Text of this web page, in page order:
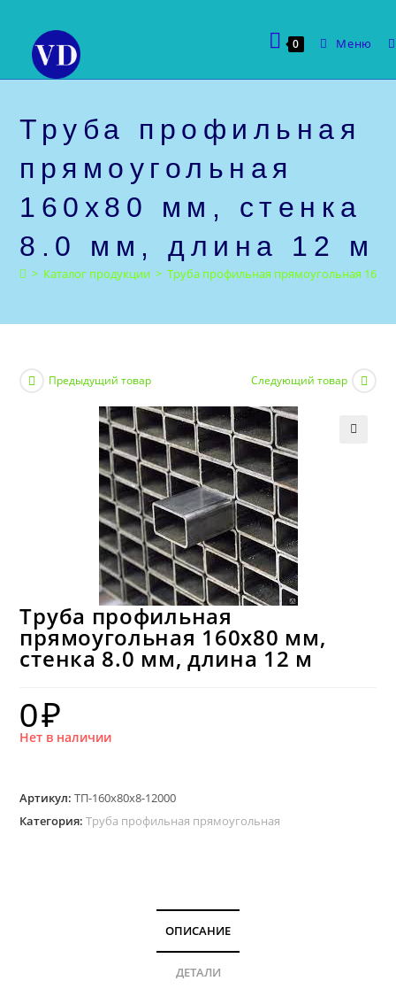
содержимому
0 Меню
Труба профильная
прямоугольная
160х80 мм, стенка
8.0 мм, длина 12 м
> Каталог продукции > Труба профильная прямоугольная
Предыдущий товар Следующий товар
Труба профильная
прямоугольная 160х80 мм,
стенка 8.0 мм, длина 12 м
0₽
Нет в наличии
Артикул:ТП-160х80х8-12000
Категория:Труба профильная прямоугольная
ОПИСАНИЕ
ДЕТАЛИ